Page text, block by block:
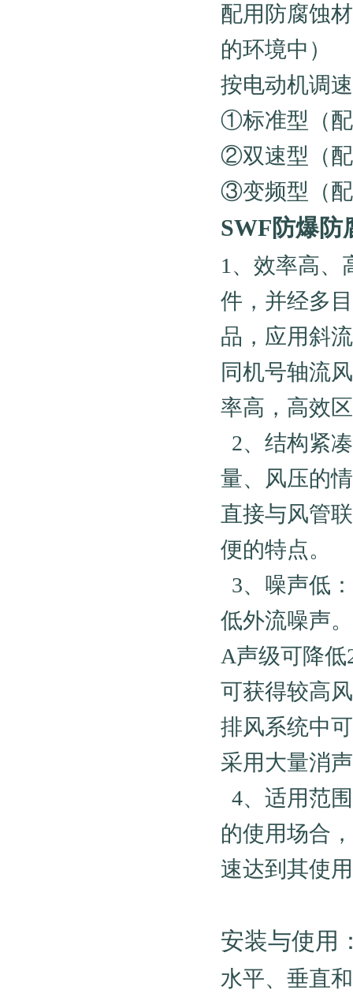
配用防腐蚀
的环境中）
按电动机调
①标准型（
②双速型（
③变频型（
SWF防爆防
1、效率高、
件，并经多
品，应用斜
同机号轴流
率高，高效
2、结构紧
量、风压的
直接与风管
便的特点。
3、噪声低
低外流噪声
A声级可降
可获得较高
排风系统中
采用大量消
4、适用范
的使用场合
速达到其使
安装与使用
水平、垂直